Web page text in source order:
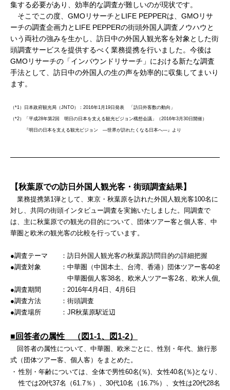
集する必要があり、効率的な調査が難しいのが現状です。
そこでこの度、GMOリサーチとLIFE PEPPERは、GMOリサ
ーチの調査企画力とLIFE PEPPERの街頭外国人調査ノウハウと
いう両社の強みを生かし、訪日中の外国人観光客を対象とした街
頭調査サービスを提供するべく業務提携を行いました。今後は
GMOリサーチの「インバウンドリサーチ」における新たな調査
手法として、訪日中の外国人の生の声を効率的に収集してまいり
ます。
（*1）日本政府観光局（JNTO）：2016年1月19日発表 「訪日外客数の動向」
（*2）「平成28年第2回 明日の日本を支える観光ビジョン構想会議」（2016年3月30日開催）
『明日の日本を支える観光ビジョン ―世界が訪れたくなる日本へ―』より
【秋葉原での訪日外国人観光客・街頭調査結果】
業務提携第1弾として、東京・秋葉原を訪れた外国人観光客100名に
対し、共同の街頭インタビュー調査を実施いたしました。同調査で
は、主に秋葉原での観光の目的について、団体ツアー客と個人客、中
華圏と欧米の観光客の比較を行っています。
●調査テーマ
：訪日外国人観光客の秋葉原訪問目的の詳細把握
●調査対象
：中華圏（中国本土、台湾、香港）団体ツアー客40名
中華圏個人客38名、欧米人ツアー客2名、欧米人個人
●調査期間
： 2016年4月4日、4月6日
●調査方法
：街頭調査
●調査場所
： JR秋葉原駅近辺
■回答者の属性 （図1-1、図1-2）
回答者の属性について、中華圏、欧米ごとに、性別・年代、旅行形
式（団体ツアー客、個人客）をまとめた。
・ 性別・年齢については、全体で男性60名(％)、女性40名(％)となり、年
性では20代37名（61.7％）、30代10名（16.7%）、女性は20代28名（